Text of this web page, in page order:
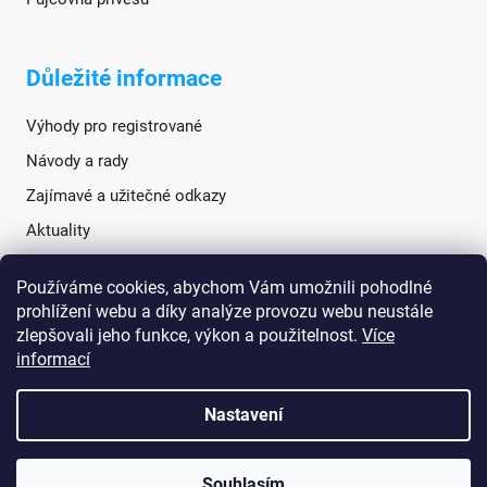
Používáme cookies, abychom Vám umožnili pohodlné
prohlížení webu a díky analýze provozu webu neustále
zlepšovali jeho funkce, výkon a použitelnost. Více
informací
Nastavení
Důležité informace
Výhody pro registrované
Návody a rady
Zajímavé a užitečné odkazy
Aktuality
Sociální sítě